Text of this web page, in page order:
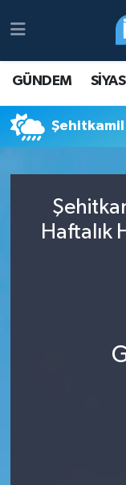
GÜNDEM
Haftalık
Antalya
Süper Lig
Haber Arşivi